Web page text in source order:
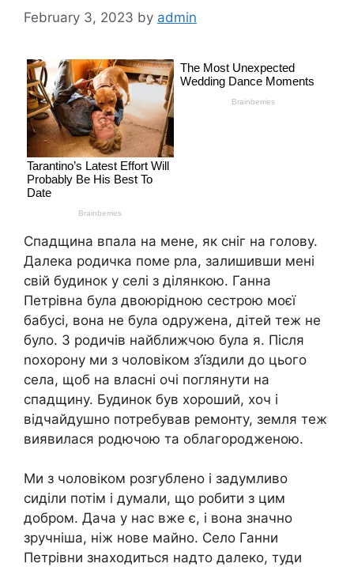
February 3, 2023 by admin
Спадщина впала на мене, як сніг на голову.
Далека родичка поме рла, залишивши мені
свій будинок у селі з ділянкою. Ганна
Петрівна була двоюрідною сестрою моєї
бабусі, вона не була одружена, дітей теж не
було. З родичів найближчою була я. Після
nохорону ми з чоловіком з’їздили до цього
села, щоб на власні очі поглянути на
спадщину. Будинок був хороший, хоч і
відчайдушно потребував ремонту, земля теж
виявилася родючою та облагородженою.
Ми з чоловіком розгублено і задумливо
сиділи потім і думали, що робити з цим
добром. Дача у нас вже є, і вона значно
зручніша, ніж нове майно. Село Ганни
Петрівни знаходиться надто далеко, туди